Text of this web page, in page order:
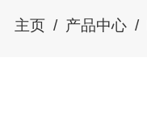
主页 / 产品中心 /